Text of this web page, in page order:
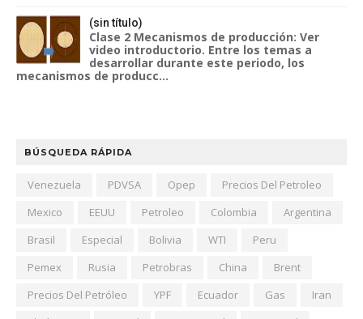
(sin título)
Clase 2 Mecanismos de producción: Ver
video introductorio. Entre los temas a
desarrollar durante este periodo, los
mecanismos de producc...
BÚSQUEDA RÁPIDA
Venezuela PDVSA Opep
Precios Del Petroleo
Mexico
EEUU Petroleo Colombia
Argentina
Brasil
Especial Bolivia WTI
Peru
Pemex
Rusia Petrobras China
Brent
Precios Del Petróleo
YPF Ecuador Gas
Iran